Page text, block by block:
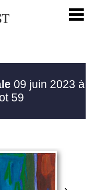
09 juin 2023 à
59